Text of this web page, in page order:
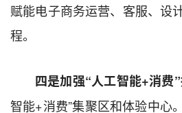
赋能电子商务运营、客服、设
程。
四是加强“人工智能+消费”
智能+消费”集聚区和体验中心